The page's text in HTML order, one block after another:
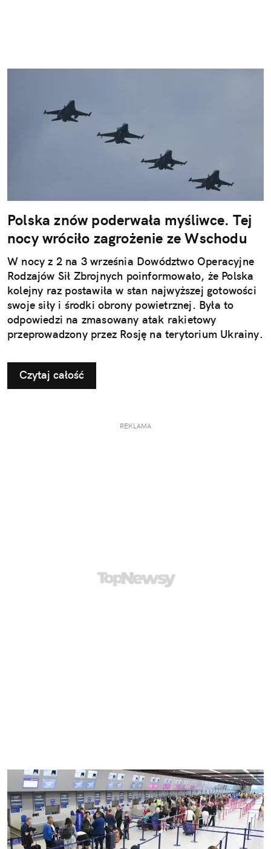
Polska znów poderwała myśliwce. Tej
nocy wróciło zagrożenie ze Wschodu
W nocy z 2 na 3 września Dowództwo Operacyjne
Rodzajów Sił Zbrojnych poinformowało, że Polska
kolejny raz postawiła w stan najwyższej gotowości
swoje siły i środki obrony powietrznej. Była to
odpowiedzi na zmasowany atak rakietowy
przeprowadzony przez Rosję na terytorium Ukrainy.
Czytaj całość
REKLAMA